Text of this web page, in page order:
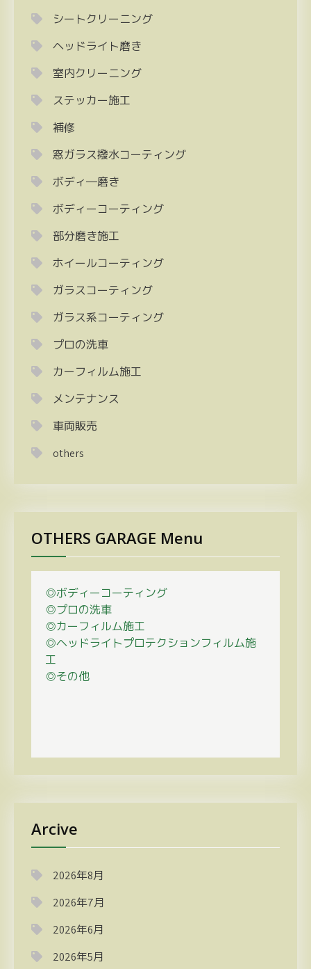
シートクリーニング
ヘッドライト磨き
室内クリーニング
ステッカー施工
補修
窓ガラス撥水コーティング
ボディ―磨き
ボディーコーティング
部分磨き施工
ホイールコーティング
ガラスコーティング
ガラス系コーティング
プロの洗車
カーフィルム施工
メンテナンス
車両販売
others
OTHERS GARAGE Menu
◎ボディーコーティング
◎プロの洗車
◎カーフィルム施工
◎ヘッドライトプロテクションフィルム施
工
◎その他
Arcive
2026年8月
2026年7月
2026年6月
2026年5月